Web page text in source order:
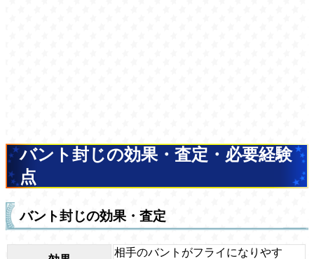
バント封じの効果・査定・必要経験
点
バント封じの効果・査定
相手のバントがフライになりやす